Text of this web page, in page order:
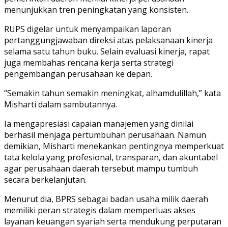
menunjukkan tren peningkatan yang konsisten.
RUPS digelar untuk menyampaikan laporan
pertanggungjawaban direksi atas pelaksanaan kinerja
selama satu tahun buku. Selain evaluasi kinerja, rapat
juga membahas rencana kerja serta strategi
pengembangan perusahaan ke depan.
“Semakin tahun semakin meningkat, alhamdulillah,” kata
Misharti dalam sambutannya.
Ia mengapresiasi capaian manajemen yang dinilai
berhasil menjaga pertumbuhan perusahaan. Namun
demikian, Misharti menekankan pentingnya memperkuat
tata kelola yang profesional, transparan, dan akuntabel
agar perusahaan daerah tersebut mampu tumbuh
secara berkelanjutan.
Menurut dia, BPRS sebagai badan usaha milik daerah
memiliki peran strategis dalam memperluas akses
layanan keuangan syariah serta mendukung perputaran